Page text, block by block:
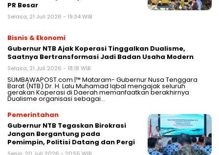
PR Besar
Selasa, 21 Juli 2026 - 19:34 WIB
Bisnis & Ekonomi
Gubernur NTB Ajak Koperasi Tinggalkan Dualisme,
Saatnya Bertransformasi Jadi Badan Usaha Modern
Selasa, 21 Juli 2026 - 18:18 WIB
SUMBAWAPOST.com |™ Mataram- Gubernur Nusa Tenggara
Barat (NTB) Dr. H. Lalu Muhamad Iqbal mengajak seluruh
gerakan Koperasi di Daerah memanfaatkan berakhirnya
Dualisme organisasi sebagai…
Pemerintahan
Gubernur NTB Tegaskan Birokrasi
Jangan Bergantung pada
Pemimpin, Politisi Datang dan Pergi